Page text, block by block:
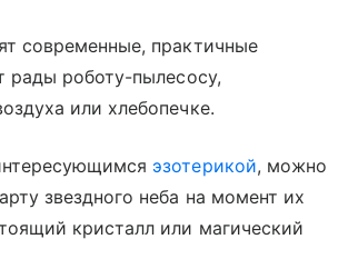
современные, практичные
рады роботу-пылесосу,
или хлебопечке.
эзотерикой, можно
звездного неба на момент их
кристалл или магический